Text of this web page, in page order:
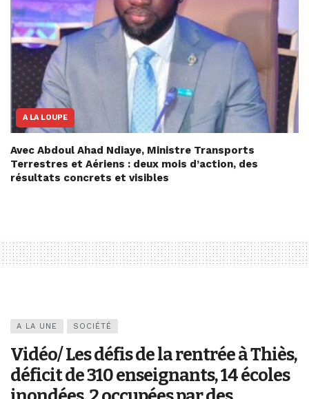
A LA LOUPE
Avec Abdoul Ahad Ndiaye, Ministre Transports
Terrestres et Aériens : deux mois d’action, des
résultats concrets et visibles
A LA UNE SOCIÉTÉ
Vidéo/ Les défis de la rentrée à Thiès,
déficit de 310 enseignants, 14 écoles